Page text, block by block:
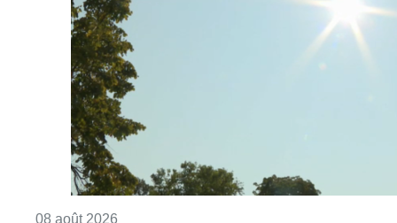
Coups de feu sur fond de “rivalité
amoureuse” à Uccle: une personne
blessée à la jambe